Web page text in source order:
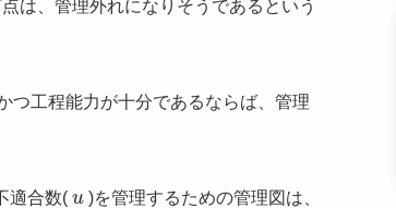
、管理外れになりそうであるという
工程能力が十分であるならば、管理
適合数(
)を管理するための管理図は、